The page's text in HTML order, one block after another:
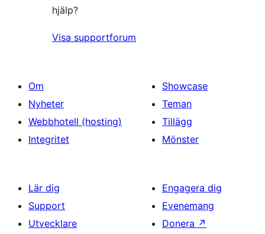
hjälp?
Visa supportforum
Om
Nyheter
Webbhotell (hosting)
Integritet
Showcase
Teman
Tillägg
Mönster
Lär dig
Support
Utvecklare
Engagera dig
Evenemang
Donera ↗